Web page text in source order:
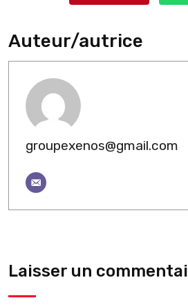
Auteur/autrice
groupexenos@gmail.com
Laisser un